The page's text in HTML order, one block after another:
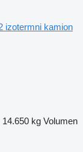
izotermni kamion
14.650 kg Volumen